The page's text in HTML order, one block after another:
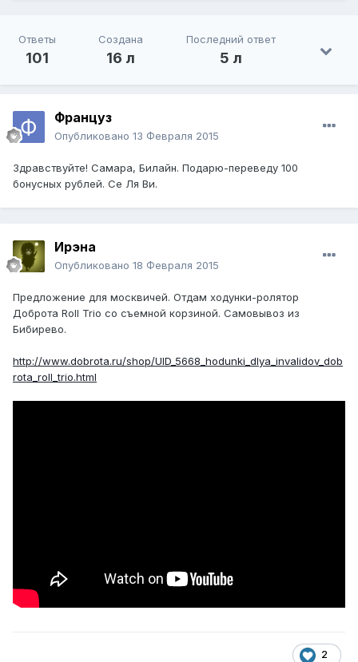
Ответы
101
Создана
16 л
Последний ответ
5 л
Француз
Опубликовано 13 Февраля 2015
Здравствуйте! Самара, Билайн. Подарю-переведу 100
бонусных рублей. Се Ля Ви.
Ирэна
Опубликовано 18 Февраля 2015
Предложение для москвичей. Отдам ходунки-ролятор
Доброта Roll Trio со съемной корзиной. Самовывоз из
Бибирево.
http://www.dobrota.ru/shop/UID_5668_hodunki_dlya_invalidov_dob
rota_roll_trio.html
2